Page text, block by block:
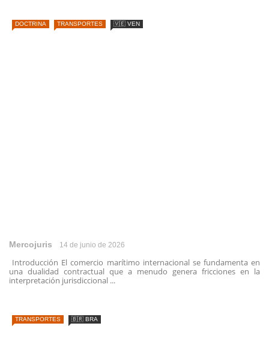
DOCTRINA TRANSPORTES 🇻🇪 VEN
Mercojuris 14 de junio de 2026
Introducción El comercio marítimo internacional se fundamenta en
una dualidad contractual que a menudo genera fricciones en la
interpretación jurisdiccional ...
TRANSPORTES 🇧🇷 BRA